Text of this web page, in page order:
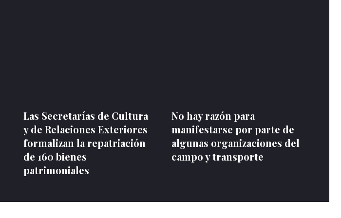
Las Secretarías de Cultura
y de Relaciones Exteriores
formalizan la repatriación
de 160 bienes
patrimoniales
No hay razón para
manifestarse por parte de
algunas organizaciones del
campo y transporte